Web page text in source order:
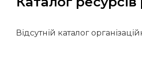
Відсутній каталог